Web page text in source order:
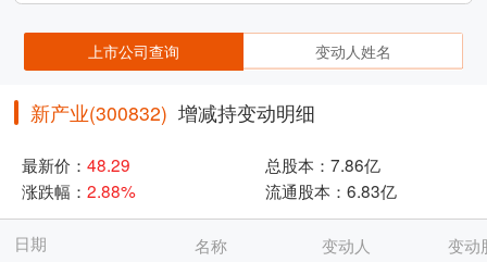
上市公司查询 变动人姓名
新产业(300832) 增减持变动明细
最新价： 48.29 总股本： 7.86亿
涨跌幅： 2.88% 流通股本： 6.83亿
日期 名称 变动人 变动